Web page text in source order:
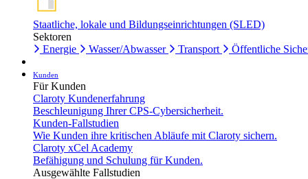
Staatliche, lokale und Bildungseinrichtungen (SLED)
Sektoren
Energie
Wasser/Abwasser Transport Öffentliche
Kunden
Für Kunden
Claroty Kundenerfahrung
Beschleunigung Ihrer CPS-Cybersicherheit.
Kunden-Fallstudien
Wie Kunden ihre kritischen Abläufe mit Claroty sichern.
Claroty xCel Academy
Befähigung und Schulung für Kunden.
Ausgewählte Fallstudien